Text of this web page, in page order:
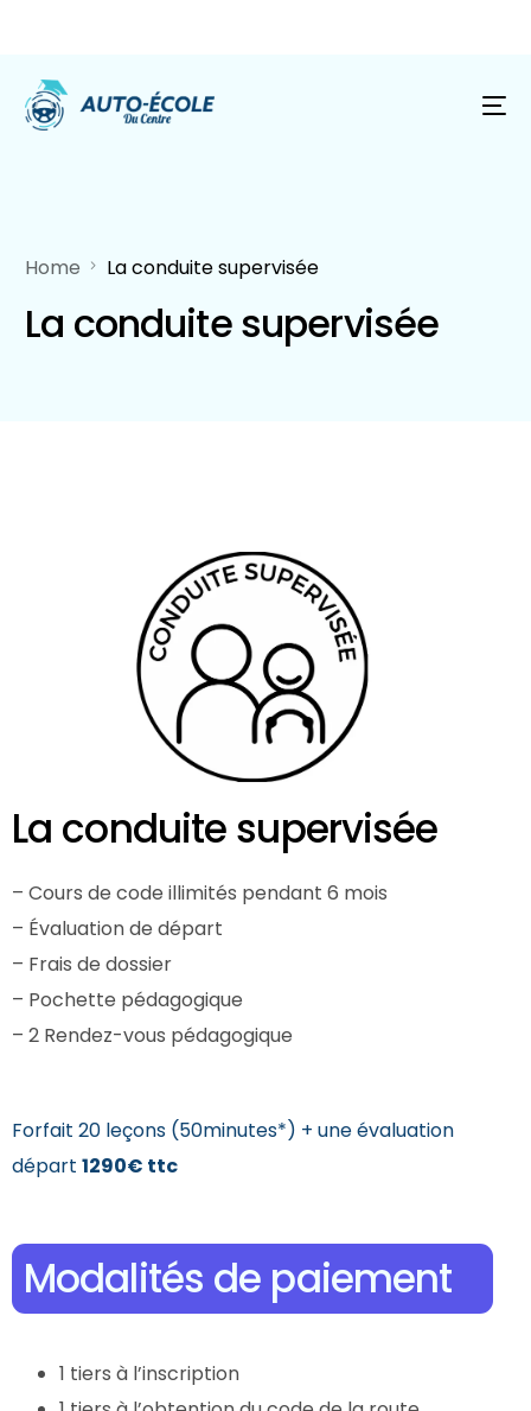
Home La conduite supervisée
La conduite supervisée
La conduite supervisée
– Cours de code illimités pendant 6 mois
– Évaluation de départ
– Frais de dossier
– Pochette pédagogique
– 2 Rendez-vous pédagogique
Forfait 20 leçons (50minutes*) + une évaluation
départ 1290€ ttc
Modalités de paiement
1 tiers à l’inscription